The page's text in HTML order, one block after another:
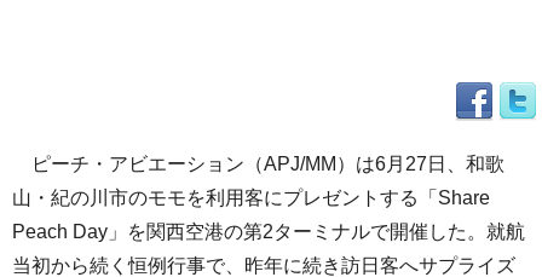
ピーチ・アビエーション（APJ/MM）は6月27日、和歌
山・紀の川市のモモを利用客にプレゼントする「Share
Peach Day」を関西空港の第2ターミナルで開催した。就航
当初から続く恒例行事で、昨年に続き訪日客へサプライズ